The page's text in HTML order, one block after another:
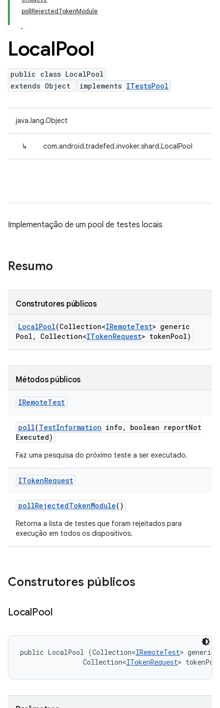
pollRejectedTokenModule
LocalPool
public class LocalPool
extends Object
implements ITestsPool
java.lang.Object
↳ com.android.tradefed.invoker.shard.LocalPool
Implementação de um pool de testes locais
Resumo
Construtores públicos
LocalPool(Collection<IRemoteTest> generic
Pool , Collection<ITokenRequest> tokenPool)
Métodos públicos
IRemoteTest
poll(TestInformation info , boolean reportNot
Executed)
Faz uma pesquisa do próximo teste a ser executado.
ITokenRequest
pollRejectedTokenModule()
Retorna a lista de testes que foram rejeitados para
execução em todos os dispositivos.
Construtores públicos
LocalPool
public LocalPool (Collection<IRemoteTest>
                Collection<
ITokenRequest>